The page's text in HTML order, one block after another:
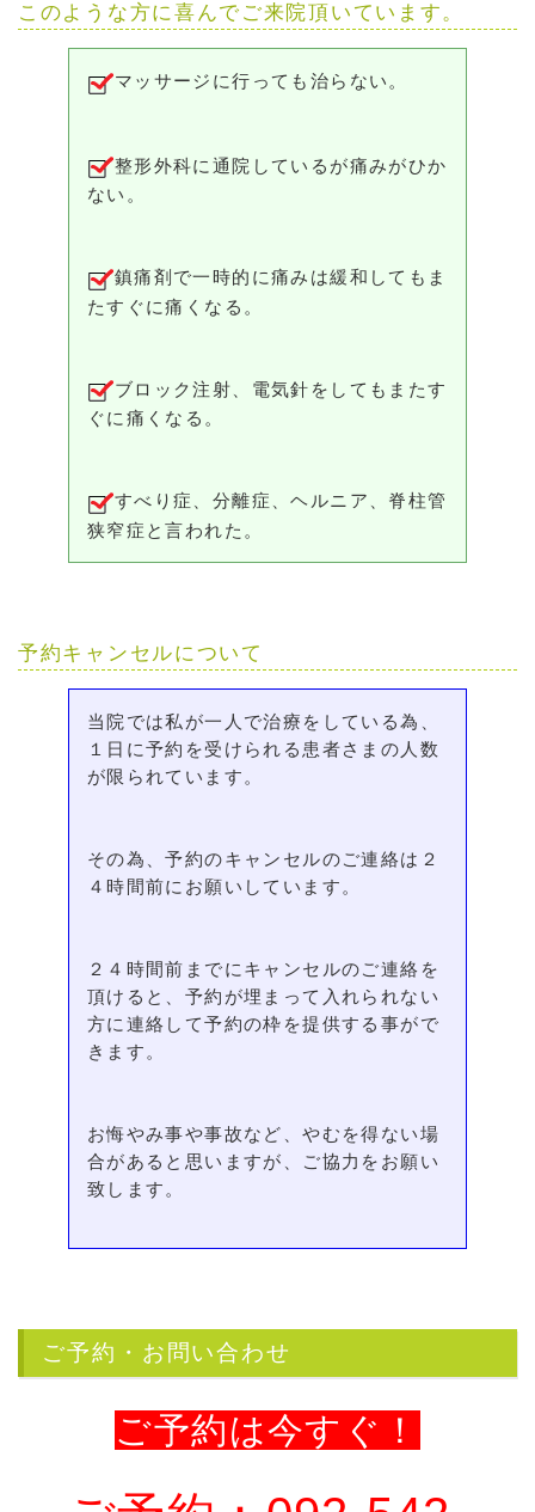
このような方に喜んでご来院頂いています。
マッサージに行っても治らない。
整形外科に通院しているが痛みがひか
ない。
鎮痛剤で一時的に痛みは緩和してもま
たすぐに痛くなる。
ブロック注射、電気針をしてもまたす
ぐに痛くなる。
すべり症、分離症、ヘルニア、脊柱管
狭窄症と言われた。
予約キャンセルについて
当院では私が一人で治療をしている為、
１日に予約を受けられる患者さまの人数
が限られています。
その為、予約のキャンセルのご連絡は２
４時間前にお願いしています。
２４時間前までにキャンセルのご連絡を
頂けると、予約が埋まって入れられない
方に連絡して予約の枠を提供する事がで
きます。
お悔やみ事や事故など、やむを得ない場
合があると思いますが、ご協力をお願い
致します。
ご予約・お問い合わせ
ご予約は今すぐ！